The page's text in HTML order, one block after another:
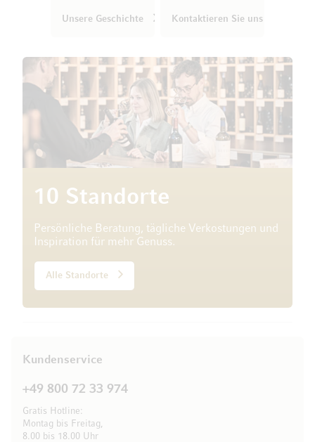
Unsere Geschichte Kontaktieren Sie uns
10 Standorte
Persönliche Beratung, tägliche Verkostungen und
Inspiration für mehr Genuss.
Alle Standorte
Kundenservice
+49 800 72 33 974
Gratis Hotline:
Montag bis Freitag,
8.00 bis 18.00 Uhr